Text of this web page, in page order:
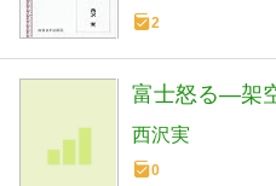
2
富士怒る―架
西沢実
0